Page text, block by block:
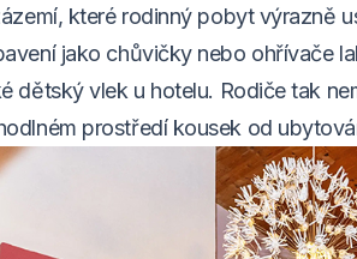
které rodinný pobyt výrazně
jako chůvičky nebo ohřívače
dětský vlek u hotelu. Rodiče tak
prostředí kousek od